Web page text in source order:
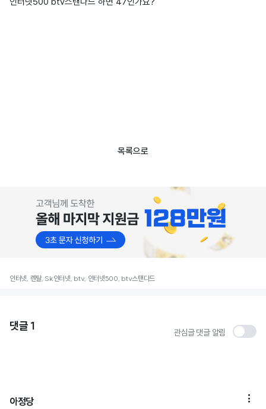
목록으로
인터넷, 렌탈, Sk인터넷, btv, 인터넷500, btv스탠다드
댓글 1 관심글 댓글 알림
아정당 